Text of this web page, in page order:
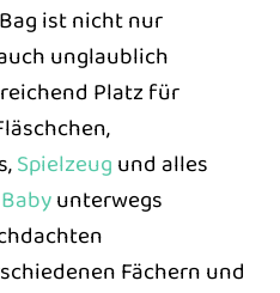
ist nicht nur
unglaublich
Platz für
Spielzeug und alles
Babyunterwegs
Fächern und